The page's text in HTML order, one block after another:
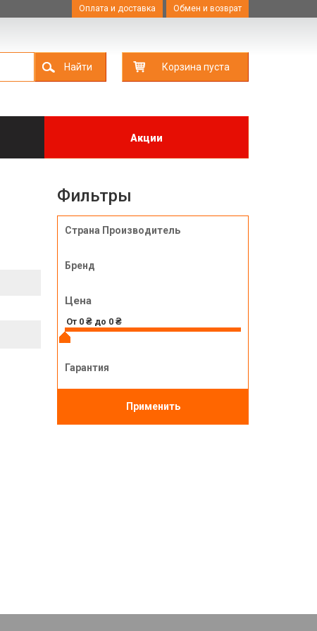
Оплата и доставка Обмен и возврат
Найти Корзина пуста
Акции
Фильтры
Страна Производитель
Бренд
Цена
Гарантия
Применить